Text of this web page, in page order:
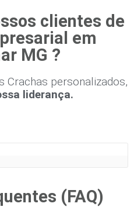
clientes de
em
MG ?
Crachas personalizados,
liderança.
(FAQ)